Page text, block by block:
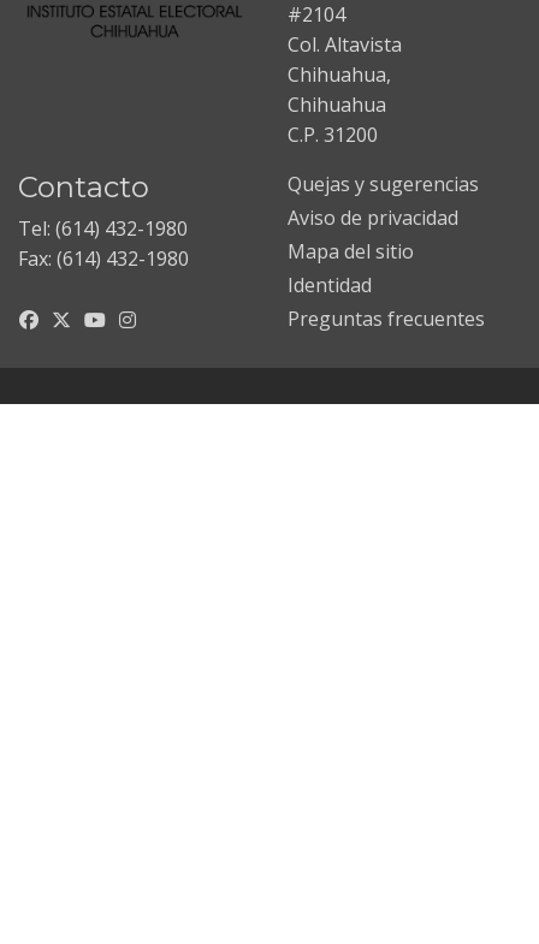
#2104
Col. Altavista
Chihuahua,
Chihuahua
C.P. 31200
Contacto
Tel: (614) 432-1980
Fax: (614) 432-1980
Quejas y sugerencias
Aviso de privacidad
Mapa del sitio
Identidad
Preguntas frecuentes